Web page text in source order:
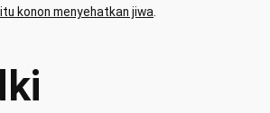
konon menyehatkan jiwa